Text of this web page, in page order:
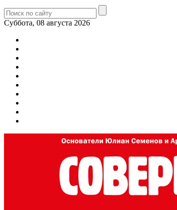
Суббота, 08 августа 2026